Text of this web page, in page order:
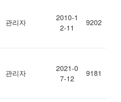
관리자
2010-1
2-11
9202
관리자
2021-0
7-12
9181